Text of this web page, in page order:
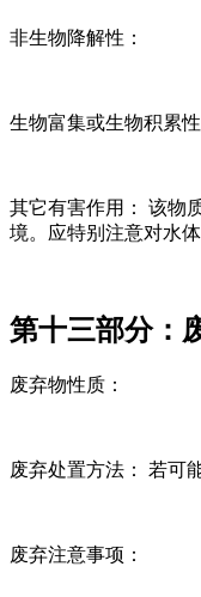
非生物降解性：
生物富集或生物积累性
其它有害作用： 该物
境。应特别注意对水体
第十三部分：
废弃物性质：
废弃处置方法： 若可
废弃注意事项：